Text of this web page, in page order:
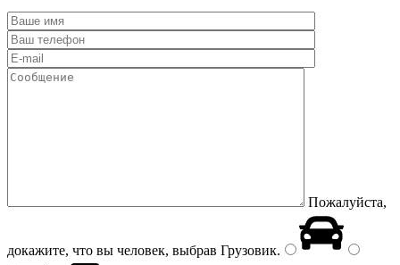
Пожалуйста,
докажите, что вы человек, выбрав Грузовик.